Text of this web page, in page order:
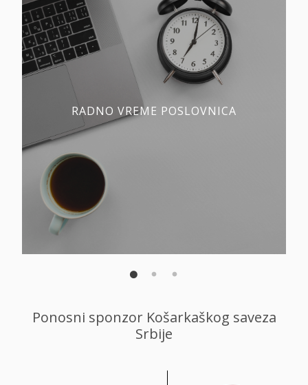
RADNO VREME POSLOVNICA
Ponosni sponzor Košarkaškog saveza
Srbije